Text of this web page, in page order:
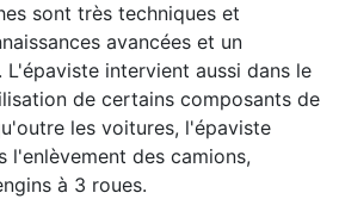
sont très techniques et
avancées et un
intervient aussi dans le
de certains composants de
les voitures, l'épaviste
l'enlèvement des camions,
à 3 roues.